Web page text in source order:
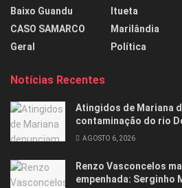
Baixo Guandu
CASO SAMARCO
Geral
Itueta
Marilândia
Política
Notícias Recentes
Atingidos de Mariana
contaminação do rio
AGOSTO 6, 2026
Renzo Vasconcelos
empenhada: Serginho